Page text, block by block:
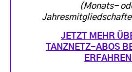
(Monats-
JETZT MEHR
TANZNETZ-ABOS